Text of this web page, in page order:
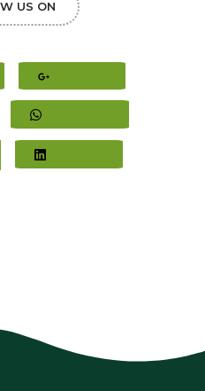
US ON
Google+
Whatsapp